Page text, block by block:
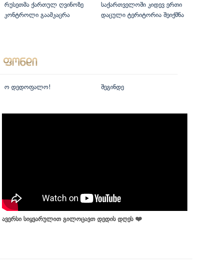
რუსეთმა ქართულ ღვინოზე
კონტროლი გაამკაცრა
საქართველოში კიდევ ერთი
დაცული ტერიტორია შეიქმნა
ო დედოფალო! შეგინდე
ავერსი სიყვარულით გილოცავთ დედის დღეს ❤️